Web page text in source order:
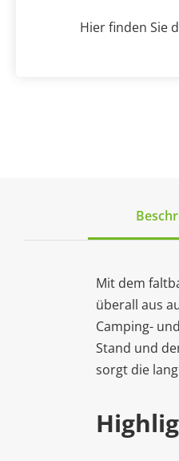
Hier finden Sie
Mit dem
überall aus
Camping-
Stand und
sorgt die